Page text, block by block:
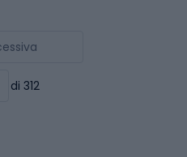
di 312